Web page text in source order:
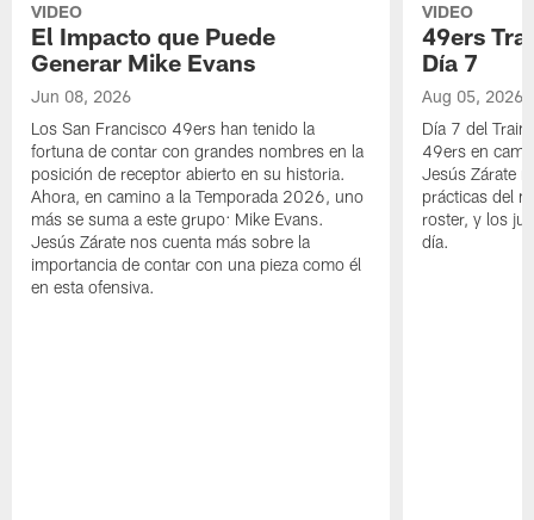
VIDEO
El Impacto que Puede
Generar Mike Evans
Jun 08, 2026
Los San Francisco 49ers han tenido la
fortuna de contar con grandes nombres en la
posición de receptor abierto en su historia.
Ahora, en camino a la Temporada 2026, uno
más se suma a este grupo: Mike Evans.
Jesús Zárate nos cuenta más sobre la
importancia de contar con una pieza como él
en esta ofensiva.
VIDEO
49ers
Día 7
Aug 05, 2026
Día 7 del
49ers en
Jesús Zárate
prácticas del
roster, y los
día.